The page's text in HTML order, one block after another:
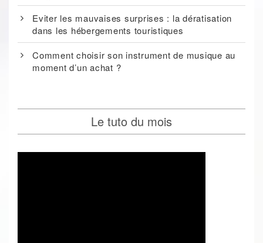
Eviter les mauvaises surprises : la dératisation
dans les hébergements touristiques
Comment choisir son instrument de musique au
moment d’un achat ?
Le tuto du mois